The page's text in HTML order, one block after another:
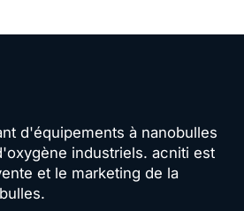
d'équipements à nanobulles
industriels. acniti est
et le marketing de la